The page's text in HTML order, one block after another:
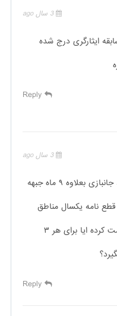
3 سال ago
ایثارگری درج شده
Reply
3 سال ago
سلام من پدرم ۱۵ درصد جانبازی بعلاوه ۹ ماه جبهه
نامه یکسال مناطق
جنگی سال ۶۷ تا۶۸ خدمت کرده ایا برای هر ۳
Reply